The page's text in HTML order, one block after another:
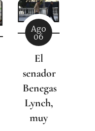
Ago
06
El
senador
Benegas
Lynch,
muy